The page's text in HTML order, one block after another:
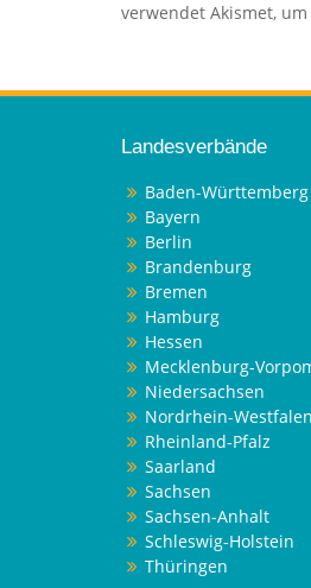
verwendet Akismet,
Landesverbände
Baden-Württemberg
Bayern
Berlin
Brandenburg
Bremen
Hamburg
Hessen
Mecklenburg-
Niedersachsen
Nordrhein-Westfalen
Rheinland-Pfalz
Saarland
Sachsen
Sachsen-Anhalt
Schleswig-Holstein
Thüringen